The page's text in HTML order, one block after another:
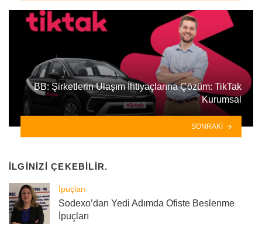
BB: Şirketlerin Ulaşım İhtiyaçlarına Çözüm: TikTak
Kurumsal
SONRAKI
İLGINIZI ÇEKEBILIR.
İpuçları
Sodexo’dan Yedi Adımda Ofiste Beslenme
İpuçları